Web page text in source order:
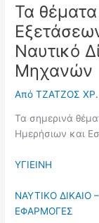
Τα
Ναυτικό
Μηχανών
ΑπόΤΖΑΤΖΟΣ ΧΡ.
Τα σημερινά
Ημερήσιων και
ΥΓΙΕΙΝΗ
ΝΑΥΤΙΚΟ ΔΙΚΑΙΟ
ΕΦΑΡΜΟΓΕΣ